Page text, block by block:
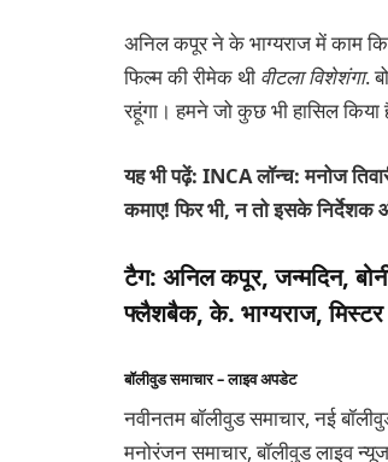
अनिल कपूर ने के भाग्यराज में काम
फिल्म की रीमेक थी वीटला विशेशंगा.
रहूंगा। हमने जो कुछ भी हासिल
यह भी पढ़ें: INCA लॉन्च: मनोज
कमाए! फिर भी, न तो इसके
टैग: अनिल कपूर, जन्मदिन,
फ्लैशबैक, के. भाग्यराज, मिस्टर
बॉलीवुड समाचार – लाइव अपडेट
नवीनतम बॉलीवुड समाचार, नई
मनोरंजन समाचार, बॉलीवुड लाइव